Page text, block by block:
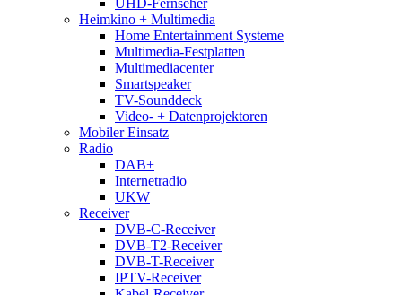
UHD-Fernseher
Heimkino + Multimedia
Home Entertainment Systeme
Multimedia-Festplatten
Multimediacenter
Smartspeaker
TV-Sounddeck
Video- + Datenprojektoren
Mobiler Einsatz
Radio
DAB+
Internetradio
UKW
Receiver
DVB-C-Receiver
DVB-T2-Receiver
DVB-T-Receiver
IPTV-Receiver